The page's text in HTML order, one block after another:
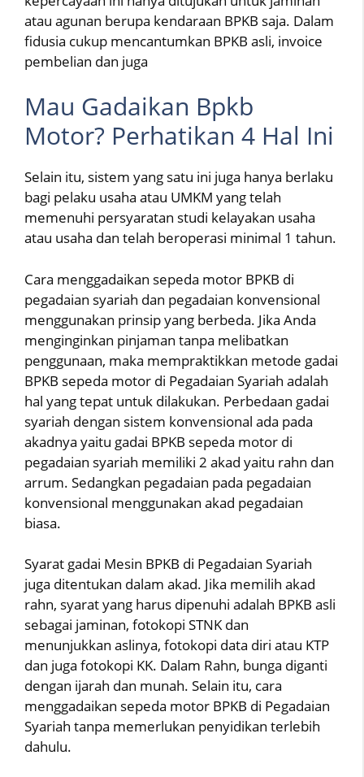
atau agunan berupa kendaraan BPKB saja. Dalam
fidusia cukup mencantumkan BPKB asli, invoice
pembelian dan juga
Mau Gadaikan Bpkb
Motor? Perhatikan 4 Hal Ini
Selain itu, sistem yang satu ini juga hanya berlaku
bagi pelaku usaha atau UMKM yang telah
memenuhi persyaratan studi kelayakan usaha
atau usaha dan telah beroperasi minimal 1 tahun.
Cara menggadaikan sepeda motor BPKB di
pegadaian syariah dan pegadaian konvensional
menggunakan prinsip yang berbeda. Jika Anda
menginginkan pinjaman tanpa melibatkan
penggunaan, maka mempraktikkan metode gadai
BPKB sepeda motor di Pegadaian Syariah adalah
hal yang tepat untuk dilakukan. Perbedaan gadai
syariah dengan sistem konvensional ada pada
akadnya yaitu gadai BPKB sepeda motor di
pegadaian syariah memiliki 2 akad yaitu rahn dan
arrum. Sedangkan pegadaian pada pegadaian
konvensional menggunakan akad pegadaian
biasa.
Syarat gadai Mesin BPKB di Pegadaian Syariah
juga ditentukan dalam akad. Jika memilih akad
rahn, syarat yang harus dipenuhi adalah BPKB asli
sebagai jaminan, fotokopi STNK dan
menunjukkan aslinya, fotokopi data diri atau KTP
dan juga fotokopi KK. Dalam Rahn, bunga diganti
dengan ijarah dan munah. Selain itu, cara
menggadaikan sepeda motor BPKB di Pegadaian
Syariah tanpa memerlukan penyidikan terlebih
dahulu.